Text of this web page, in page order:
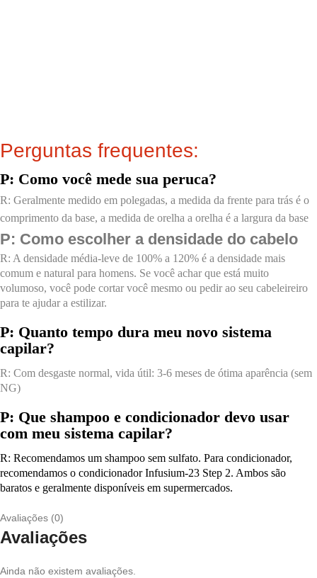
Perguntas frequentes:
P: Como você mede sua peruca?
R: Geralmente medido em polegadas, a medida da frente para trás é o
comprimento da base, a medida de orelha a orelha é a largura da base
P: Como escolher a densidade do cabelo
R: A densidade média-leve de 100% a 120% é a densidade mais
comum e natural para homens. Se você achar que está muito
volumoso, você pode cortar você mesmo ou pedir ao seu cabeleireiro
para te ajudar a estilizar.
P: Quanto tempo dura meu novo sistema
capilar?
R: Com desgaste normal, vida útil: 3-6 meses de ótima aparência (sem
NG)
P: Que shampoo e condicionador devo usar
com meu sistema capilar?
R: Recomendamos um shampoo sem sulfato. Para condicionador,
recomendamos o condicionador Infusium-23 Step 2. Ambos são
baratos e geralmente disponíveis em supermercados.
Avaliações (0)
Avaliações
Ainda não existem avaliações.